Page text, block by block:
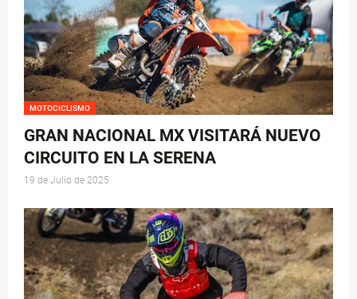
MOTOCICLISMO
GRAN NACIONAL MX VISITARÁ NUEVO
CIRCUITO EN LA SERENA
19 de Julio de 2025